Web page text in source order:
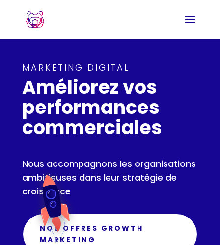
MARKETING DIGITAL
Améliorez vos
performances
commerciales
Nous accompagnons les organisations
ambitieuses dans leur stratégie de
croissance
NOS OFFRES GROWTH
MARKETING